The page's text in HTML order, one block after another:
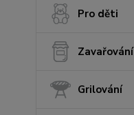
Pro děti
Zavařování
Grilování